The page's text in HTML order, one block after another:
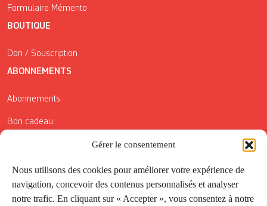
Gérer le consentement
Nous utilisons des cookies pour améliorer votre expérience de
navigation, concevoir des contenus personnalisés et analyser
notre trafic. En cliquant sur « Accepter », vous consentez à notre
Formulaire Mémento
BOUTIQUE
Don / Souscription
ABONNEMENTS
Abonnements
Bon cadeau
Conditions générales de vente
Réductions de la Carte Côté Courrier
Application